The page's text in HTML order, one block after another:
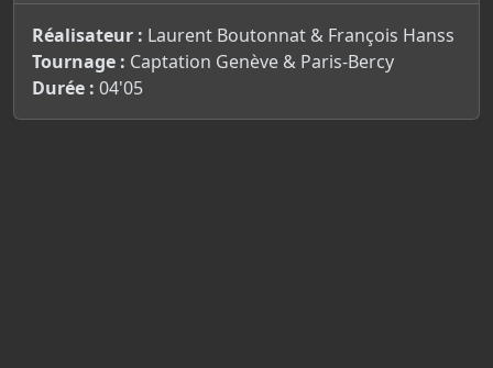
Réalisateur : Laurent Boutonnat & François Hanss
Tournage : Captation Genève & Paris-Bercy
Durée : 04'05